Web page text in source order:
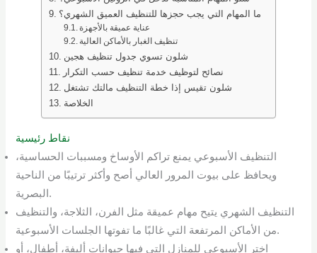
ما المهام التي يجب حجزها للتنظيف العميق الشهري؟
عناية عميقة بالأجهزة
تنظيف الغبار بالأماكن العالية
شلون تسوي جدول تنظيف هجين
نصائح لتوظيف خدمة تنظيف حسب التكرار
شلون تقيس إذا خطة التنظيف مالتك تشتغل
الخلاصة
نقاط رئيسية
التنظيف الأسبوعي يمنع تراكم الأوساخ ومسببات الحساسية،
ويحافظ على بيوت المرور العالي أصح وأكثر ترتيبًا من الناحية
البصرية.
التنظيف الشهري يتيح مهام عميقة مثل الفرن، الثلاجة، والتنظيف
من الأماكن المرتفعة التي غالبًا ما تفوتها الجلسات الأسبوعية.
اختر الأسبوعي للمنازل التي فيها حيوانات أليفة، أطفال، أو